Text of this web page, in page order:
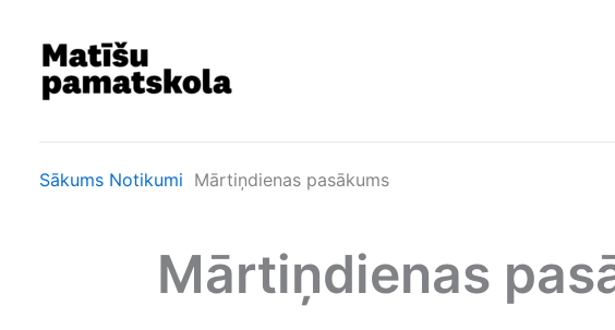
content
Sākums Notikumi Mārtiņdienas pasākums
Mārtiņdienas